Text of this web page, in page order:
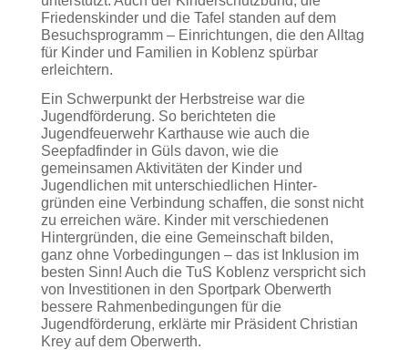
Friedenskinder und die Tafel standen auf dem
Besuchsprogramm – Einrichtungen, die den Alltag
für Kinder und Familien in Koblenz spürbar
erleichtern.
Ein Schwerpunkt der Herbstreise war die
Jugendförderung. So berichteten die
Jugendfeuerwehr Karthause wie auch die
Seepfadfinder in Güls davon, wie die
gemeinsamen Aktivitäten der Kinder und
Jugendlichen mit unterschiedlichen Hinter-
gründen eine Verbindung schaffen, die sonst nicht
zu erreichen wäre. Kinder mit verschiedenen
Hintergründen, die eine Gemeinschaft bilden,
ganz ohne Vorbedingungen – das ist Inklusion im
besten Sinn! Auch die TuS Koblenz verspricht sich
von Investitionen in den Sportpark Oberwerth
bessere Rahmenbedingungen für die
Jugendförderung, erklärte mir Präsident Christian
Krey auf dem Oberwerth.